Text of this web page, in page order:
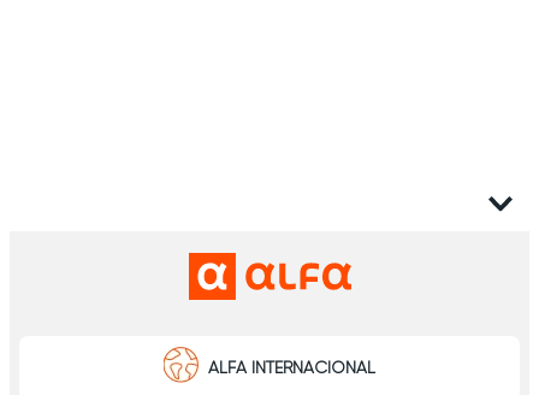
ALFA INTERNACIONAL